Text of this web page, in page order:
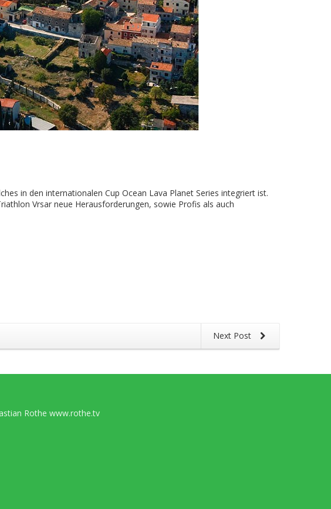
in den internationalen Cup Ocean Lava Planet Series integriert ist.
Vrsar neue Herausforderungen, sowie Profis als auch
Next Post
Rothe www.rothe.tv